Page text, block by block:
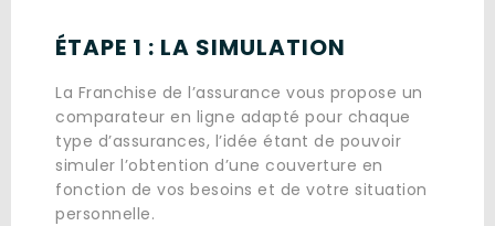
ÉTAPE 1 : LA SIMULATION
La Franchise de l’assurance vous propose un
comparateur en ligne adapté pour chaque
type d’assurances, l’idée étant de pouvoir
simuler l’obtention d’une couverture en
fonction de vos besoins et de votre situation
personnelle.